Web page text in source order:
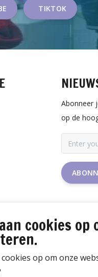
TIKTOK
Abonneer
op de
cookies op
op om onze